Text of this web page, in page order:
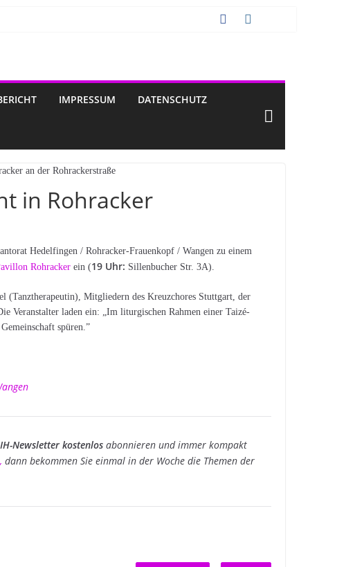
IMPRESSUM DATENSCHUTZ
in Rohracker
Hedelfingen / Rohracker-Frauenkopf / Wangenzu einem
Rohracker ein (19 Uhr: Sillenbucher Str. 3A).
Mitgliedern des Kreuzchores Stuttgart, der
Veranstalter laden ein: „Im liturgischen Rahmen einer Taizé-
spüren.”
Newsletter kostenlos abonnieren und immer kompakt
, dann bekommen Sie einmal in der Woche die Themen der